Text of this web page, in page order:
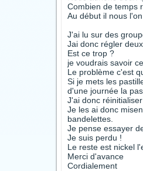
Combien de temps
Au début il nous
J'ai lu sur des
Jai donc régler
Est ce trop ?
je voudrais savoir
Le problème c'est
Si je mets les
d'une journée la
J'ai donc
Je les ai donc
bandelettes.
Je pense essayer
Je suis perdu !
Le reste est nickel
Merci d'avance
Cordialement